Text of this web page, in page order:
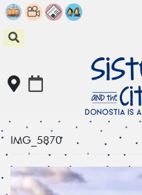
Skip
to
content
IMG_5870